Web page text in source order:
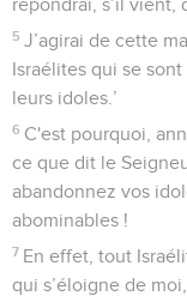
répondrai, s’il vient,
5 J’agirai de cette
Israélites qui se
leurs idoles.’
6 C'est pourquoi,
ce que dit le
abandonnez vos
abominables !
7 En effet, tout
qui s’éloigne de